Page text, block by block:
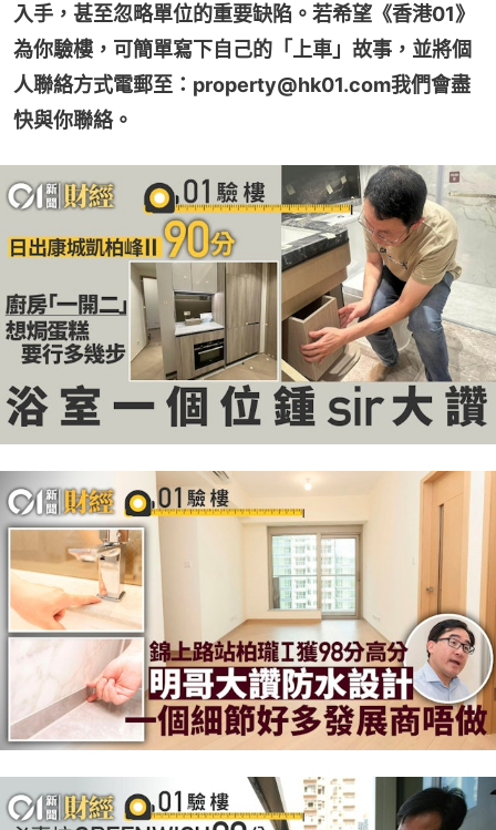
入手，甚至忽略單位的重要缺陷。若希望《香港01》
為你驗樓，可簡單寫下自己的「上車」故事，並將個
人聯絡方式電郵至：property@hk01.com我們會盡
快與你聯絡。